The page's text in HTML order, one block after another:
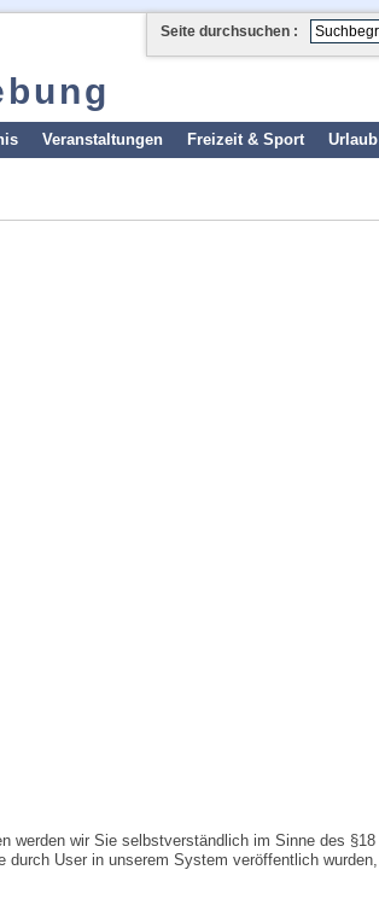
Seite durchsuchen :
Veranstaltungen Freizeit & Sport Urlaub
werden wir Sie selbstverständlich im Sinne des §18
durch User in unserem System veröffentlich wurden,